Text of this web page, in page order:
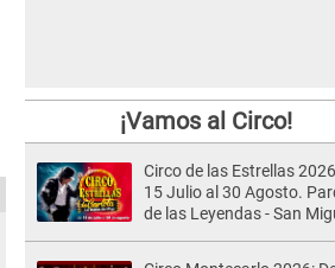
¡Vamos al Circo!
Circo de las Estrellas
15 Julio al 30 Agosto.
de las Leyendas - San